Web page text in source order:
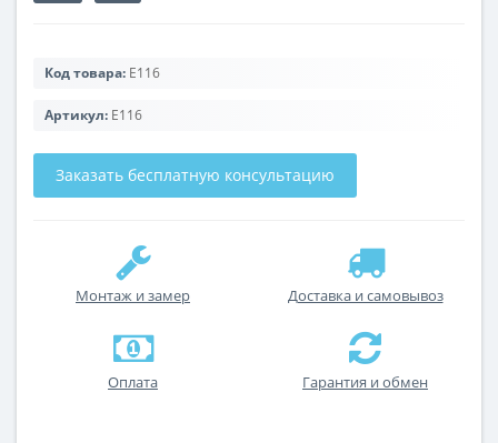
Код товара: E116
Артикул: E116
Заказать бесплатную консультацию
Монтаж и замер Доставка и самовывоз
Оплата Гарантия и обмен